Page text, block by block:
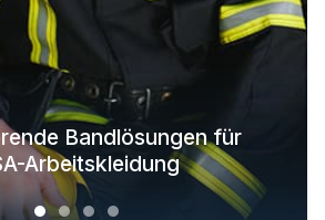
Bandlösungen für
Arbeitskleidung
Textillösungen für
Outdoor-Bekleidung
leuchtende
für Oberbekleidung
Branchenweite